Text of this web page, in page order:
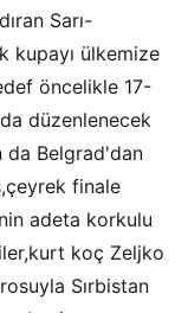
Sarı-
kupayı ülkemize
öncelikle 17-
düzenlenecek
da Belgrad'dan
finale
adeta korkulu
koç Zeljko
Sırbistan